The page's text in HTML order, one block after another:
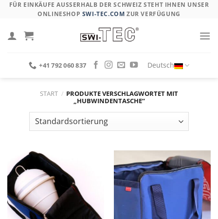
Skip
content
FÜR EINKÄUFE AUSSERHALB DER SCHWEIZ STEHT IHNEN UNSER O
NLINESHOP SWI-TEC.COM ZUR VERFÜGUNG
+41 792 060 837 Deutsch
START / PRODUKTE VERSCHLAGWORTET MIT
„HUBWINDENTASCHE“